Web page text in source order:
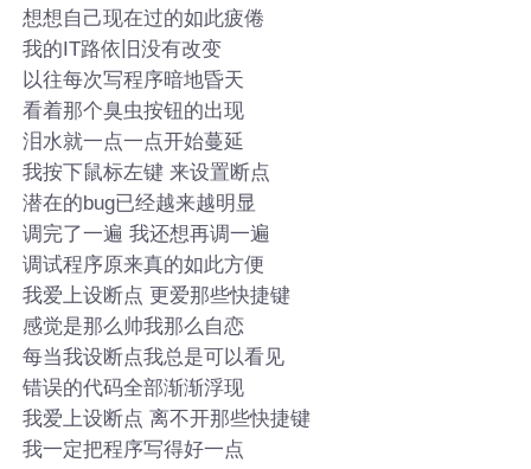
想想自己现在过的如此疲倦
我的IT路依旧没有改变
以往每次写程序暗地昏天
看着那个臭虫按钮的出现
泪水就一点一点开始蔓延
我按下鼠标左键 来设置断点
潜在的bug已经越来越明显
调完了一遍 我还想再调一遍
调试程序原来真的如此方便
我爱上设断点 更爱那些快捷键
感觉是那么帅我那么自恋
每当我设断点我总是可以看见
错误的代码全部渐渐浮现
我爱上设断点 离不开那些快捷键
我一定把程序写得好一点